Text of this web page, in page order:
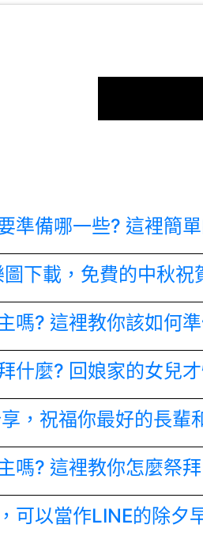
準備哪一些? 這裡簡
下載，免費的中秋祝
嗎? 這裡教你該如何
什麼? 回娘家的女兒
，祝福你最好的長輩
嗎? 這裡教你怎麼祭拜
可以當作LINE的除夕